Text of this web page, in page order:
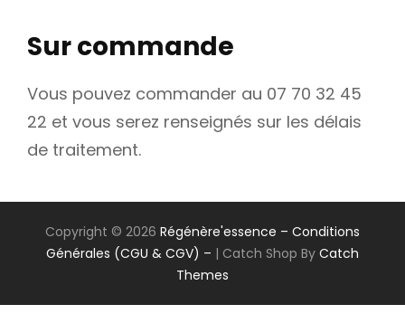
Sur commande
Vous pouvez commander au 07 70 32 45
22 et vous serez renseignés sur les délais
de traitement.
Copyright © 2026 Régénère'essence – Conditions
Générales (CGU & CGV) – | Catch Shop By Catch
Themes